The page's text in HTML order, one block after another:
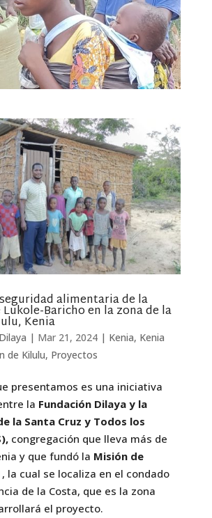
alimentaria de la
Baricho en la zona de la
Kenia
| Mar 21, 2024| Kenia, Kenia
de Kilulu, Proyectos
presentamos es una iniciativa
la Fundación Dilaya y la
la Santa Cruz y Todos los
congregación que lleva más de
y que fundó la Misión de
la cual se localiza en el condado
de la Costa, que es la zona
el proyecto.